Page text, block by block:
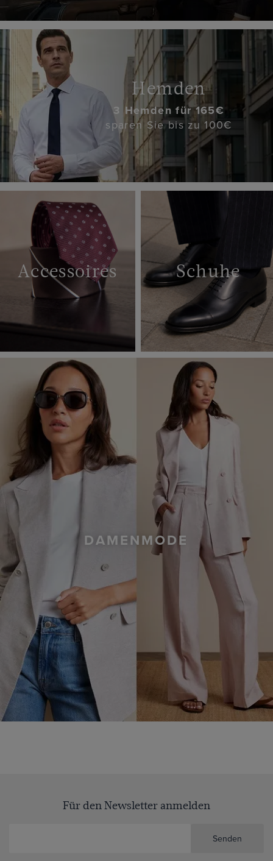
Hemden
3 Hemden für 165€
sparen Sie bis zu 100€
Accessoires Schuhe
DAMENMODE
Für den Newsletter anmelden
Senden